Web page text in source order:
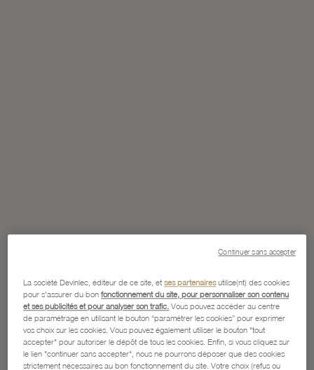
La société Devinlec, éditeur de ce site, etses partenairesutilise(nt) des cookies
pour s'assurer du bonfonctionnement du site, pour personnaliser son contenu
et ses publicités et pour analyser son trafic. Vous pouvez accéder au centre
de paramétrage en utilisant le bouton “paramétrer les cookies” pour exprimer
vos choix sur les cookies. Vous pouvez également utiliser le bouton "tout
accepter" pour autoriser le dépôt de tous les cookies. Enfin, si vous cliquez sur
le lien "continuer sans accepter", nous ne pourrons déposer que des cookies
strictement nécessaires au bon fonctionnement du site. Votre choix (refus ou
Continuer sans accepter